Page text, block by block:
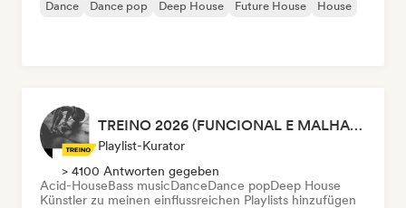
Dance Dance pop Deep House Future House House
TREINO 2026 (FUNCIONAL E MALHAÇÃO)
Playlist-Kurator
> 4100 Antworten gegeben
Acid-HouseBass musicDanceDance popDeep House
Künstler zu meinen einflussreichen Playlists hinzufügen